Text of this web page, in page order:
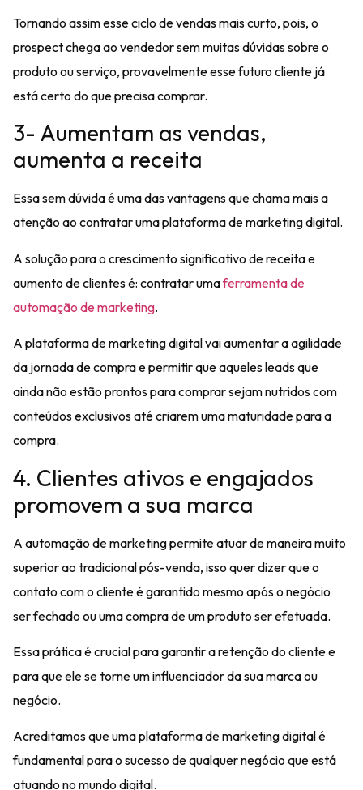
Tornando assim esse ciclo de vendas mais curto, pois, o
prospect chega ao vendedor sem muitas dúvidas sobre o
produto ou serviço, provavelmente esse futuro cliente já
está certo do que precisa comprar.
3- Aumentam as vendas,
aumenta a receita
Essa sem dúvida é uma das vantagens que chama mais a
atenção ao contratar uma plataforma de marketing digital.
A solução para o crescimento significativo de receitae
aumento de clientes é: contratar umaferramenta de
automação de marketing.
A plataforma de marketing digitalvai aumentar a agilidade
da jornada de compra e permitir que aqueles leads que
ainda não estão prontos para comprar sejamnutridos com
conteúdos exclusivosaté criarem uma maturidade para a
compra.
4. Clientes ativos e engajados
promovem a sua marca
A automação de marketing permite atuar de maneira muito
superior ao tradicional pós-venda, isso quer dizer que o
contato com o cliente é garantido mesmo após o negócio
ser fechado ou uma compra de um produto ser efetuada.
Essa prática é crucial paragarantir a retenção do clientee
para que ele se torne um influenciador da sua marca ou
negócio.
Acreditamos que uma plataforma de marketing digital é
fundamental para o sucesso de qualquer negócio que está
atuando no mundo digital.